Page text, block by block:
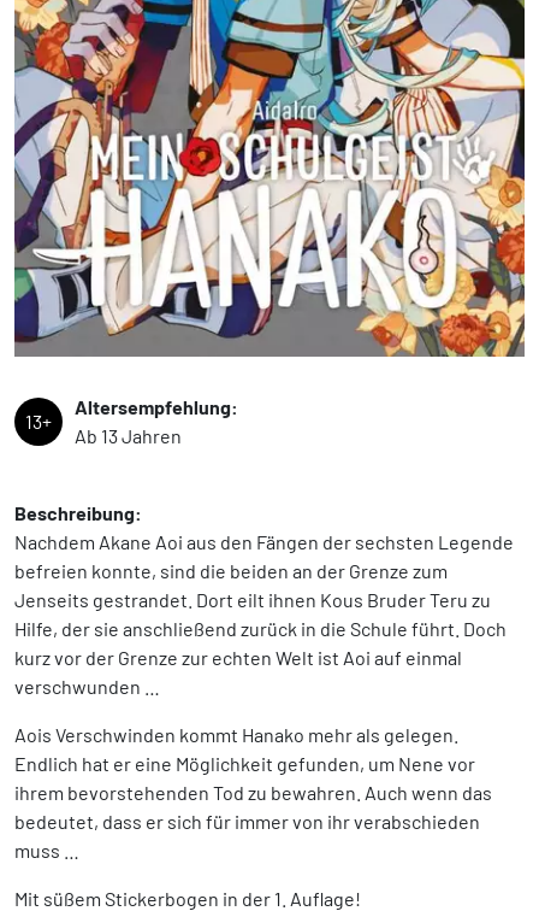
13+
Altersempfehlung:
Ab 13 Jahren
Beschreibung:
Nachdem Akane Aoi aus den Fängen der sechsten Legende
befreien konnte, sind die beiden an der Grenze zum
Jenseits gestrandet. Dort eilt ihnen Kous Bruder Teru zu
Hilfe, der sie anschließend zurück in die Schule führt. Doch
kurz vor der Grenze zur echten Welt ist Aoi auf einmal
verschwunden …
Aois Verschwinden kommt Hanako mehr als gelegen.
Endlich hat er eine Möglichkeit gefunden, um Nene vor
ihrem bevorstehenden Tod zu bewahren. Auch wenn das
bedeutet, dass er sich für immer von ihr verabschieden
muss …
Mit süßem Stickerbogen in der 1. Auflage!